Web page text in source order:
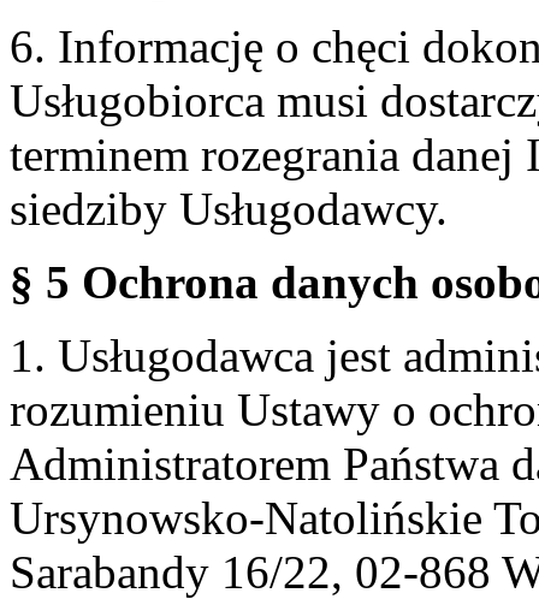
6. Informację o chęci
Usługobiorca musi
terminem rozegrania
siedziby Usługodawcy.
§ 5 Ochrona danych
1. Usługodawca jest
rozumieniu Ustawy o
Administratorem Państwa
Ursynowsko-Natolińskie
Sarabandy 16/22, 02-868